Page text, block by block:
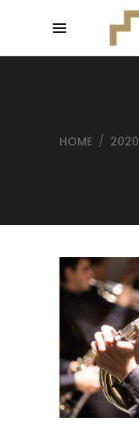
HOME / 2020